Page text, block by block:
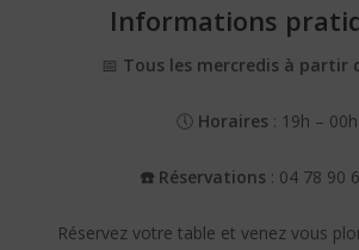
Informations
📅 Tous les mercredis à partir
🕔 Horaires: 19h – 00h
☎️ Réservations : 04 78 90
Réservez votre table et venez vous